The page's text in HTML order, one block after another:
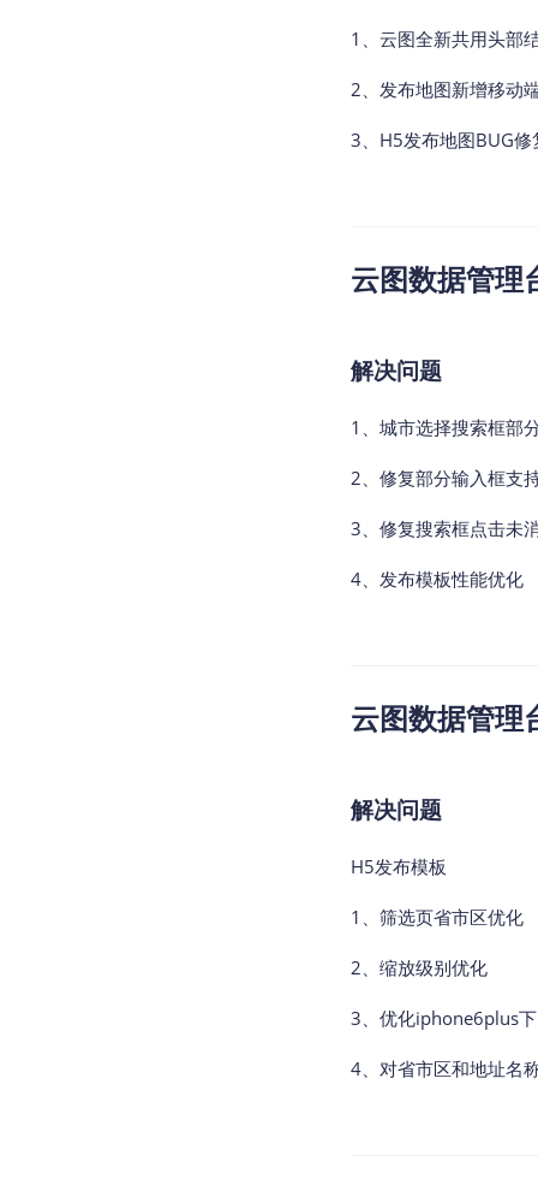
1、云图全新共用头部
2、发布地图新增移动
3、H5发布地图BUG修
云图数据管
解决问题
1、城市选择搜索框部
2、修复部分输入框支
3、修复搜索框点击未
4、发布模板性能优化
云图数据管
解决问题
H5发布模板
1、筛选页省市区优化
2、缩放级别优化
3、优化iphone6plus
4、对省市区和地址名